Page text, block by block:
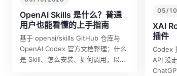
OpenAI Skills 是什么？普通
用户也能看懂的上手指南
基于 openai/skills GitHub 仓库与
OpenAI Codex 官方文档整理：什么
是 Skill、怎么安装、如何调用，以及
05/
XAI
插件
Codex
API 没